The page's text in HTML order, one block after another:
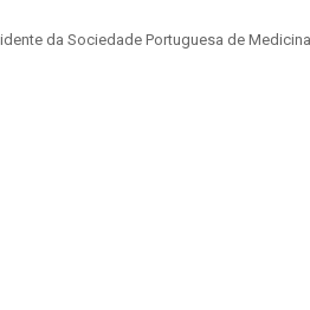
da Sociedade Portuguesa de Medicina